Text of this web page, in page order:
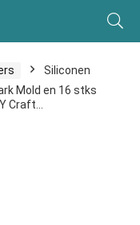
Siliconen
Mold en 16 stks
Craft…